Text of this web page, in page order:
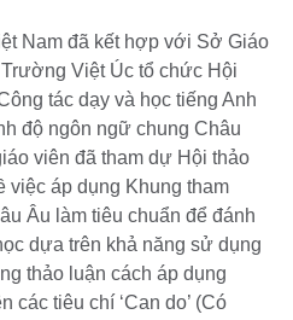
Nam đã kết hợp với Sở Giáo
Việt Úc tổ chức Hội
tác dạy và học tiếng Anh
độ ngôn ngữ chung Châu
viên đã tham dự Hội thảo
việc áp dụng Khung tham
Âu làm tiêu chuẩn để đánh
dựa trên khả năng sử dụng
thảo luận cách áp dụng
các tiêu chí ‘Can do’ (Có